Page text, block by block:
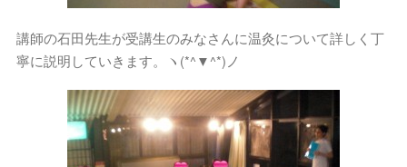
講師の石田先生が受講生のみなさんに温灸について詳しく丁
寧に説明していきます。ヽ(*^▼^*)ノ